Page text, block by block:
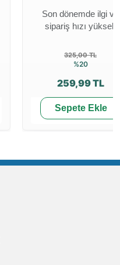
Son dönemde ilgi ve
sipariş hızı yüksek
325,00 TL
%20
259,99 TL
Sepete Ekle